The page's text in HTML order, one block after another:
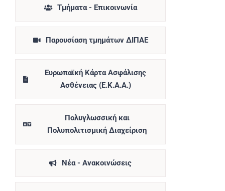
Τμήματα - Επικοινωνία
Παρουσίαση τμημάτων ΔΙΠΑΕ
Ευρωπαϊκή Κάρτα Ασφάλισης
Ασθένειας (Ε.Κ.Α.Α.)
Πολυγλωσσική και
Πολυπολιτισμική Διαχείριση
Νέα - Ανακοινώσεις